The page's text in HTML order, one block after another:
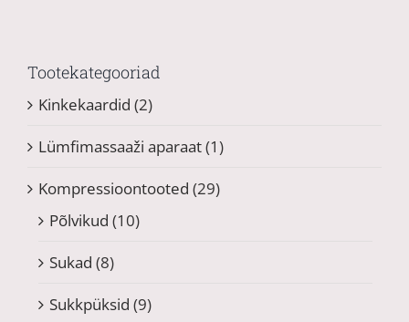
Tootekategooriad
Kinkekaardid (2)
Lümfimassaaži aparaat(1)
Kompressioontooted (29)
Põlvikud (10)
Sukad (8)
Sukkpüksid (9)